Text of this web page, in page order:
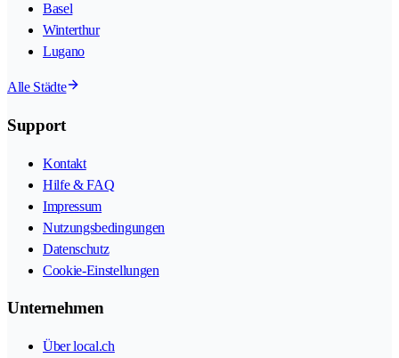
Basel
Winterthur
Lugano
Alle Städte
Support
Kontakt
Hilfe & FAQ
Impressum
Nutzungsbedingungen
Datenschutz
Cookie-Einstellungen
Unternehmen
Über local.ch